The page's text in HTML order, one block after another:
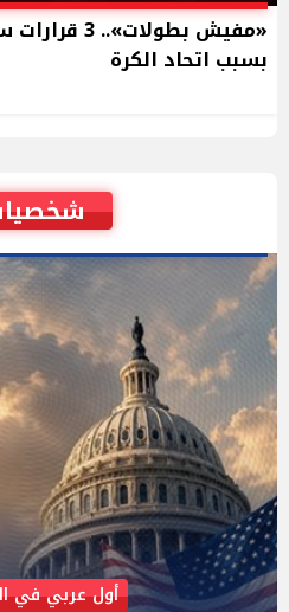
«مفيش
بسبب اتحاد الكرة
AIPAC رصدت 30 مليون دولار لإضعافه